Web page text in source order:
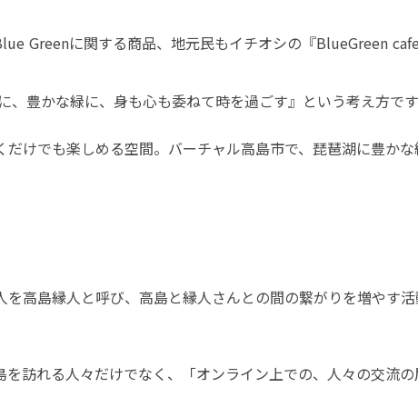
Greenに関する商品、地元民もイチオシの『BlueGreen
豊かな緑に、身も心も委ねて時を過ごす』という考え方です
けでも楽しめる空間。バーチャル高島市で、琵琶湖に豊かな
高島縁人と呼び、高島と縁人さんとの間の繋がりを増やす
訪れる人々だけでなく、「オンライン上での、人々の交流の